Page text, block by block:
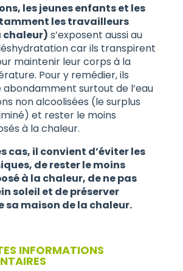
les jeunes enfants et les
les travailleurs
chaleur) s’exposent aussi au
car ils transpirent
maintenir leur corps à la
Pour y remédier, ils
surtout de l’eau
non alcoolisées (le surplus
et rester le moins
à la chaleur.
cas, il convient d’éviter les
de rester le moins
à la chaleur, de ne pas
soleil et de préserver
sa maison de la chaleur.
INFORMATIONS